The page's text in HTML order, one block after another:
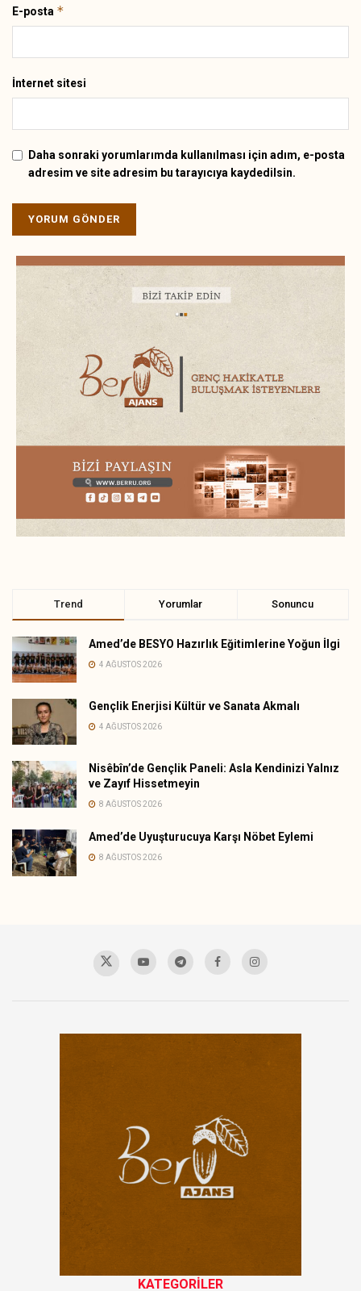
E-posta *
İnternet sitesi
Daha sonraki yorumlarımda kullanılması için adım, e-posta
adresim ve site adresim bu tarayıcıya kaydedilsin.
Trend Yorumlar Sonuncu
Amed’de BESYO Hazırlık Eğitimlerine Yoğun İlgi
4 AĞUSTOS 2026
Gençlik Enerjisi Kültür ve Sanata Akmalı
4 AĞUSTOS 2026
Nisêbîn’de Gençlik Paneli: Asla Kendinizi Yalnız
ve Zayıf Hissetmeyin
8 AĞUSTOS 2026
Amed’de Uyuşturucuya Karşı Nöbet Eylemi
8 AĞUSTOS 2026
KATEGORİLER